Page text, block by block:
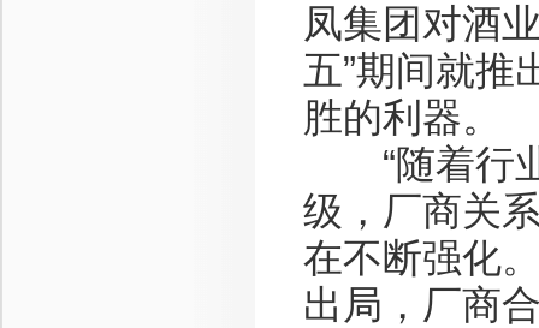
凤集团对酒
五”期间就推
胜的利器。
“随着行业
级，厂商关
在不断强化
出局，厂商